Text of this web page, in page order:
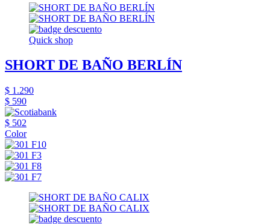
Quick shop
SHORT DE BAÑO BERLÍN
$ 1.290
$ 590
$ 502
Color